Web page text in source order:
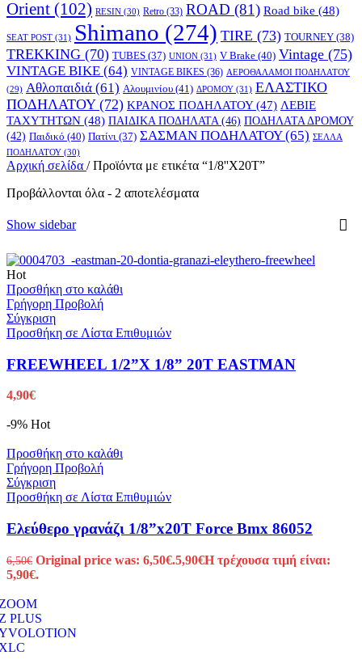
Orient (102) RESIN (30) Retro (33) ROAD (81) Road bike (48)
SEAT POST (31) Shimano (274) TIRE (73) TOURNEY (38)
TREKKING (70) TUBES (37) UNION (31) V Brake (40) Vintage (75)
VINTAGE BIKE (64) VINTAGE BIKES (36) ΑΕΡΟΘΑΛΑΜΟΙ ΠΟΔΗΛΑΤΟΥ
(29) Αθλοπαιδιά (61) Αλουμινίου (41) ΔΡΟΜΟΥ (31) ΕΛΑΣΤΙΚΟ
ΠΟΔΗΛΑΤΟΥ(72) ΚΡΑΝΟΣ ΠΟΔΗΛΑΤΟΥ(47) ΛΕΒΙΕ
ΤΑΧΥΤΗΤΩΝ (48) ΠΑΙΔΙΚΑ ΠΟΔΗΛΑΤΑ (46) ΠΟΔΗΛΑΤΑ ΔΡΟΜΟΥ
(42) Παιδικό (40) Πατίνι (37) ΣΑΣΜΑΝ ΠΟΔΗΛΑΤΟΥ(65) ΣΕΛΛΑ
ΠΟΔΗΛΑΤΟΥ (30)
Αρχική σελίδα / Προϊόντα με ετικέτα “1/8''X20T”
Προβάλλονται όλα - 2 αποτελέσματα
Show sidebar
Hot
Προσθήκη στο καλάθι
Γρήγορη Προβολή
Σύγκριση
Προσθήκη σε Λίστα Επιθυμιών
FREEWHEEL 1/2”X 1/8” 20T EASTMAN
4,90€
-9% Hot
Προσθήκη στο καλάθι
Γρήγορη Προβολή
Σύγκριση
Προσθήκη σε Λίστα Επιθυμιών
Ελεύθερο γρανάζι 1/8”x20T Force Bmx 86052
6,50€ Original price was: 6,50€.5,90€Η τρέχουσα τιμή είναι:
5,90€.
PLUS